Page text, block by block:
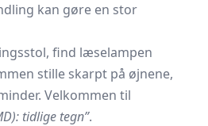
kan gøre en stor
find læselampen
stille skarpt på øjnene,
Velkommen til
tidlige tegn”.